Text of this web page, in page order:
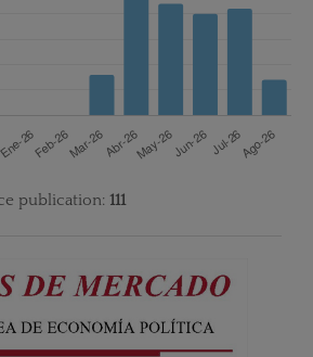
publication: 111